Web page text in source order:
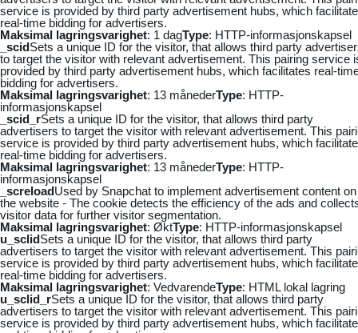
service is provided by third party advertisement hubs, which
real-time bidding for advertisers.
Maksimal lagringsvarighet: 1 dagType: HTTP-informasjonskapsel
_scidSets a unique ID for the visitor, that allows third party
to target the visitor with relevant advertisement. This pairing service
provided by third party advertisement hubs, which facilitates real-
bidding for advertisers.
Maksimal lagringsvarighet: 13 månederType: HTTP-
informasjonskapsel
_scid_rSets a unique ID for the visitor, that allows third party
advertisers to target the visitor with relevant advertisement. This
service is provided by third party advertisement hubs, which
real-time bidding for advertisers.
Maksimal lagringsvarighet: 13 månederType: HTTP-
informasjonskapsel
_screloadUsed by Snapchat to implement advertisement content on
the website - The cookie detects the efficiency of the ads and
visitor data for further visitor segmentation.
Maksimal lagringsvarighet: ØktType: HTTP-informasjonskapsel
u_sclidSets a unique ID for the visitor, that allows third party
advertisers to target the visitor with relevant advertisement. This
service is provided by third party advertisement hubs, which
real-time bidding for advertisers.
Maksimal lagringsvarighet: VedvarendeType: HTML lokal lagring
u_sclid_rSets a unique ID for the visitor, that allows third party
advertisers to target the visitor with relevant advertisement. This
service is provided by third party advertisement hubs, which